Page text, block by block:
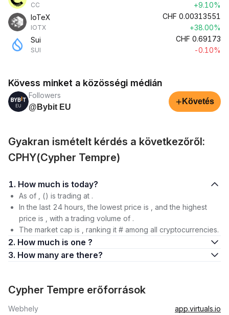
CC
+9.10%
IoTeX
IOTX
CHF 0.00313551
+38.00%
Sui
SUI
CHF 0.69173
-0.10%
Kövess minket a közösségi médián
Followers
@Bybit EU
+ Követés
Gyakran ismételt kérdés a következőről:
CPHY(Cypher Tempre)
1. How much is today?
As of , () is trading at .
In the last 24 hours, the lowest price is , and the highest
price is , with a trading volume of .
The market cap is , ranking it # among all cryptocurrencies.
2. How much is one ?
3. How many are there?
Cypher Tempre erőforrások
Webhely
app.virtuals.io